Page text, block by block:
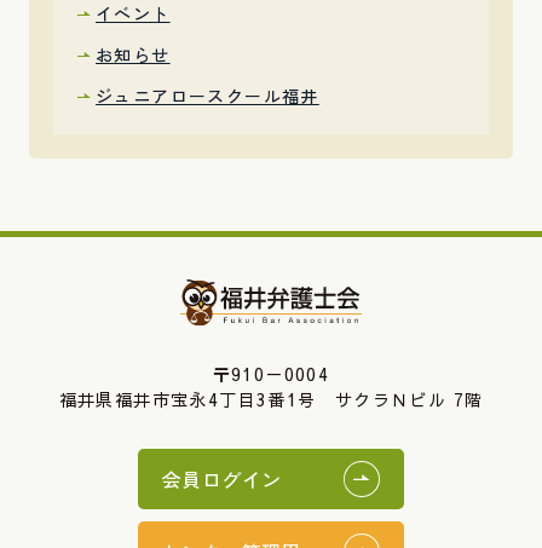
イベント
お知らせ
ジュニアロースクール福井
〒910－0004
福井県福井市宝永4丁目3番1号 サクラＮビル 7階
会員ログイン